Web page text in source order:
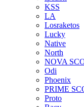
KSS
LA
Losraketos
Lucky
Native
North
NOVA
Odi
Phoenix
PRIME
Proto